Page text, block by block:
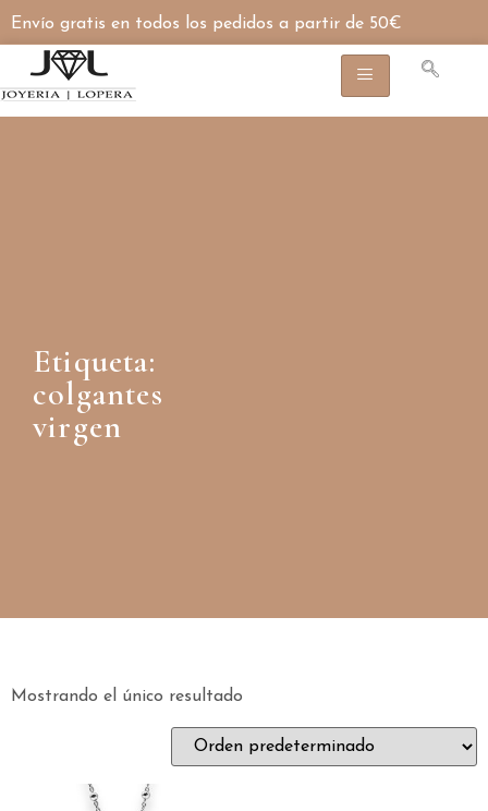
Envío gratis en todos los pedidos a partir de 50€
Etiqueta:
colgantes
virgen
Mostrando el único resultado